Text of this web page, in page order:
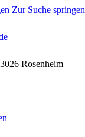
Zur Suche springen
Rosenheim